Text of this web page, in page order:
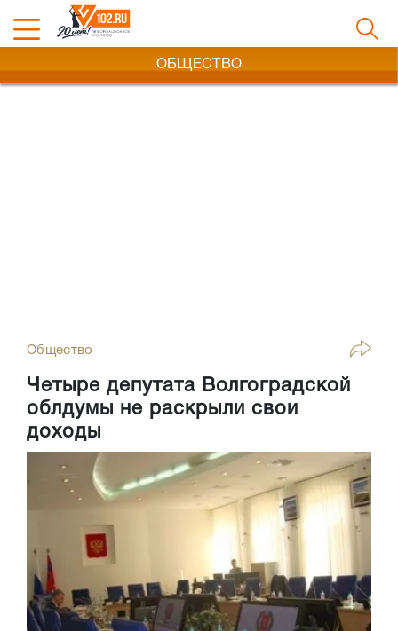
ОБЩЕСТВО
Общество
Четыре депутата Волгоградской
облдумы не раскрыли свои
доходы